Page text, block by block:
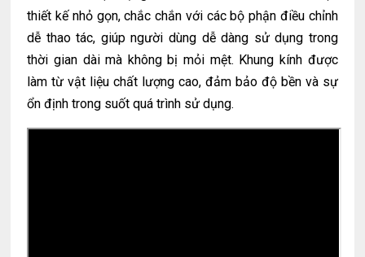
thiết kế nhỏ gọn, chắc chắn với các bộ phận điều chỉnh
dễ thao tác, giúp người dùng dễ dàng sử dụng trong
thời gian dài mà không bị mỏi mệt. Khung kính được
làm từ vật liệu chất lượng cao, đảm bảo độ bền và sự
ổn định trong suốt quá trình sử dụng.